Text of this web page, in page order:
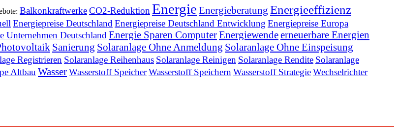
BalkonkraftwerkeCO2-Reduktion Energie Energieberatung Energieeffizienz
Energiepreise Deutschland Energiepreise Deutschland Entwicklung Energiepreise Europa
Unternehmen Deutschland Energie Sparen ComputerEnergiewendeerneuerbare Energien
Sanierung Solaranlage Ohne Anmeldung Solaranlage Ohne Einspeisung
Registrieren Solaranlage Reihenhaus Solaranlage Reinigen Solaranlage Rendite Solaranlage
Altbau WasserWasserstoff SpeicherWasserstoff Speichern Wasserstoff StrategieWechselrichter